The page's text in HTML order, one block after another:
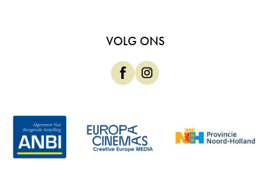
VOLG ONS